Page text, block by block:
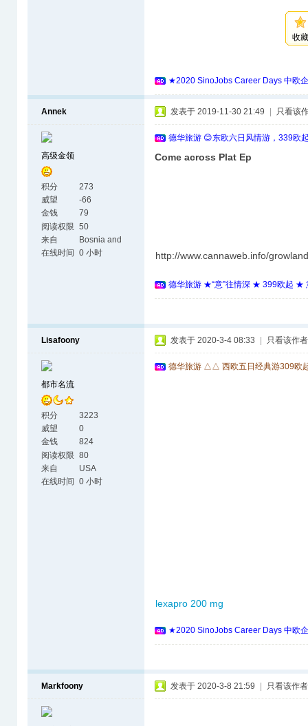
收
★2020 SinoJobs Career Days 中欧
Annek
高级金领
积分
273
威望
-66
金钱
79
阅读权限 50
来自
Bosnia and
Herzegovina
在线时间 0 小时
发表于 2019-11-30 21:49 只看该
德华旅游 😊东欧六日风情游，339欧
Come across Plat Ep
http://www.cannaweb.info/
德华旅游 ★“意”往情深 ★ 399欧起 ★
Lisafoony
都市名流
积分
3223
威望
0
金钱
824
阅读权限 80
来自
USA
在线时间
0 小时
发表于 2020-3-4 08:33 只看该作者
德华旅游 △△ 西欧五日经典游309欧
lexapro 200 mg
★2020 SinoJobs Career Days 中欧
Markfoony 发表于 2020-3-8 21:59 只看该作者